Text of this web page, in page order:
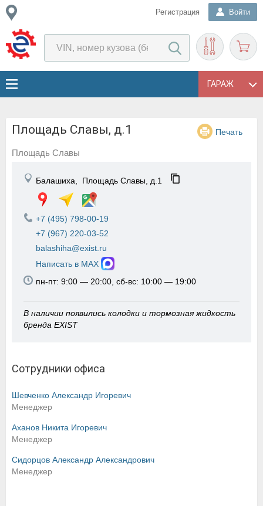
Регистрация Войти
ГАРАЖ
Площадь Славы, д.1 Печать
Площадь Славы
Балашиха, Площадь Славы, д.1
+7 (495) 798-00-19
+7 (967) 220-03-52
balashiha@exist.ru
Написать в MAX
пн-пт: 9:00 — 20:00, сб-вс: 10:00 — 19:00
В наличии появились колодки и тормозная жидкость
бренда EXIST
Сотрудники офиса
Шевченко Александр Игоревич
Менеджер
Аханов Никита Игоревич
Менеджер
Сидорцов Александр Александрович
Менеджер